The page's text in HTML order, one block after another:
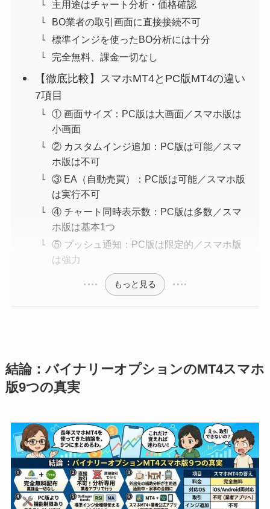
主用途はチャート分析・価格確認
BO業者の取引画面に直接接続不可
標準インジを使ったBO分析には十分
完全無料、課金一切なし
【徹底比較】スマホMT4とPC版MT4の違い
7項目
① 画面サイズ：PC版は大画面／スマホ版は
小画面
② カスタムインジ追加：PC版は可能／スマ
ホ版は不可
③ EA（自動売買）：PC版は可能／スマホ版
は実行不可
④ チャート同時表示数：PC版は多数／スマ
ホ版は基本1つ
⑤ プッシュ通知：PC版は限定的／スマホ版
は強力
もっと見る
結論：バイナリーオプションのMT4スマホ
版9つの真実